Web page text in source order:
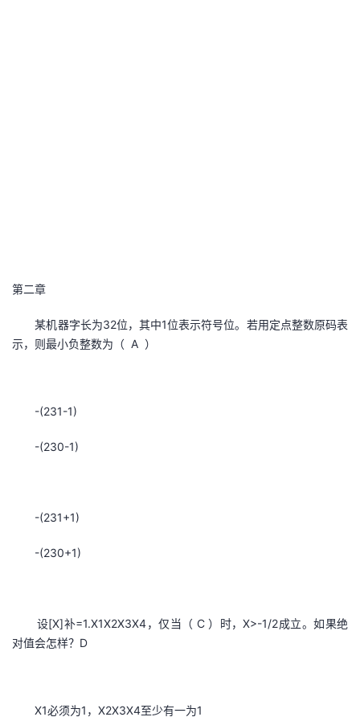
第二章
某机器字长为32位，其中1位表示符号位。若用定点整数原码表
示，则最小负整数为（ A ）
-(231-1)
-(230-1)
-(231+1)
-(230+1)
设[X]补=1.X1X2X3X4，仅当（ C ）时，X>-1/2成立。如果绝
对值会怎样？D
X1必须为1，X2X3X4至少有一为1